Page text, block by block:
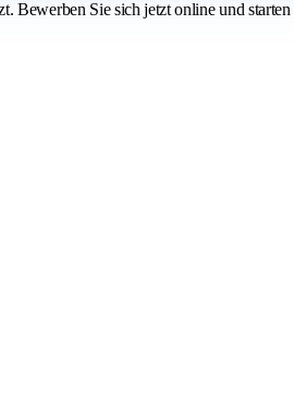
Bewerben Sie sich jetzt online und